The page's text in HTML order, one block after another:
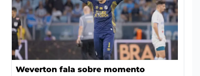
Weverton fala sobre momento